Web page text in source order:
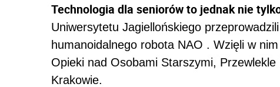
Technologia dla seniorów to jednak nie
Uniwersytetu Jagiellońskiego
humanoidalnego robota NAO . Wzięli w
Opieki nad Osobami Starszymi,
Krakowie.